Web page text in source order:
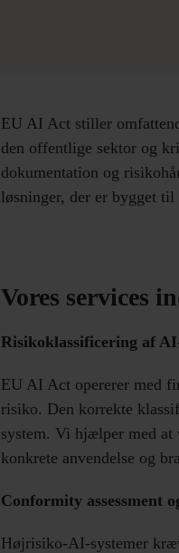
EU AI Act stiller
den offentlige sektor og
dokumentation og
løsninger, der er bygget
Vores services
Risikoklassificering af
EU AI Act opererer med
risiko. Den korrekte
system. Vi hjælper med at
konkrete anvendelse og
Conformity assessment
Højrisiko-AI-systemer